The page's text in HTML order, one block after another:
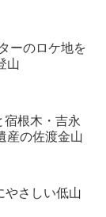
ーのロケ地を
山
宿根木・吉永
産の佐渡金山
やさしい低山